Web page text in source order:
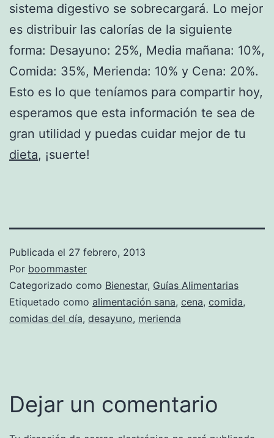
sistema digestivo se sobrecargará. Lo mejor
es distribuir las calorías de la siguiente
forma: Desayuno: 25%, Media mañana: 10%,
Comida: 35%, Merienda: 10% y Cena: 20%.
Esto es lo que teníamos para compartir hoy,
esperamos que esta información te sea de
gran utilidad y puedas cuidar mejor de tu
dieta, ¡suerte!
Publicada el 27 febrero, 2013
Por boommaster
Categorizado como Bienestar, Guías Alimentarias
Etiquetado como alimentación sana, cena, comida,
comidas del día, desayuno, merienda
Dejar un comentario